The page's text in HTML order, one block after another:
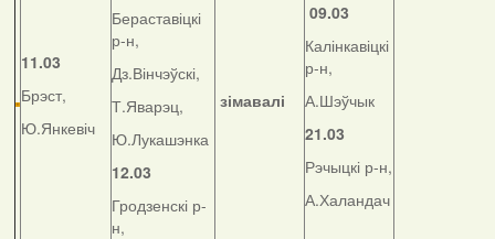
11.03
Брэст,
Ю.Янкевіч
Бераставіцкі
р-н,
Дз.Вінчэўскі,
Т.Яварэц,
Ю.Лукашэнка
12.03
Гродзенскі р-
н,
зімавалі
09.03
Калінкавіцкі
р-н,
А.Шэўчык
21.03
Рэчыцкі р-н,
А.Халандач